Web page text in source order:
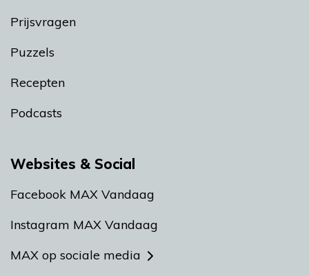
Prijsvragen
Puzzels
Recepten
Podcasts
Websites & Social
Facebook MAX Vandaag
Instagram MAX Vandaag
MAX op sociale media